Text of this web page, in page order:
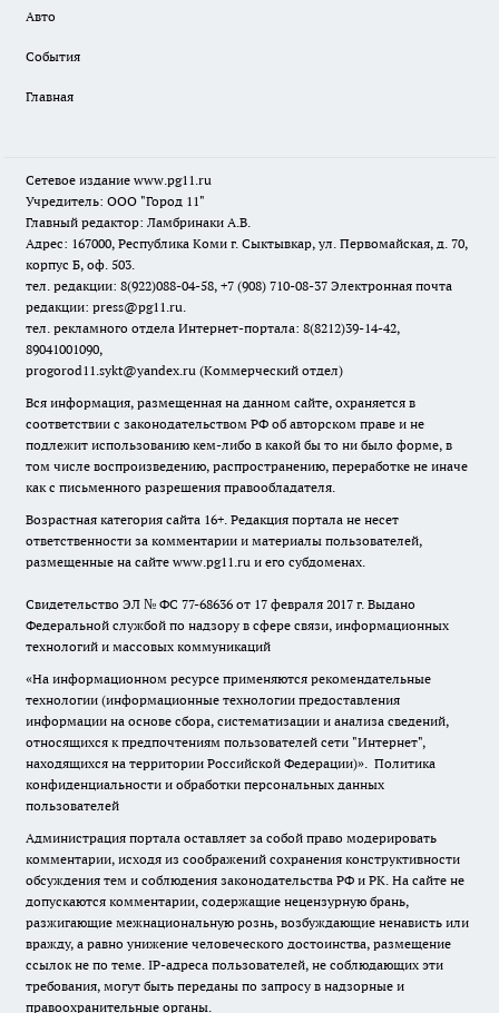
Авто
События
Главная
Сетевое издание www.pg11.ru
Учредитель: ООО "Город 11"
Главный редактор: Ламбринаки А.В.
Адрес: 167000, Республика Коми г. Сыктывкар, ул. Первомайская, д. 70,
корпус Б, оф. 503.
тел. редакции: 8(922)088-04-58, +7 (908) 710-08-37 Электронная почта
редакции: press@pg11.ru.
тел. рекламного отдела Интернет-портала: 8(8212)39-14-42,
89041001090,
progorod11.sykt@yandex.ru (Коммерческий отдел)
Вся информация, размещенная на данном сайте, охраняется в
соответствии с законодательством РФ об авторском праве и не
подлежит использованию кем-либо в какой бы то ни было форме, в
том числе воспроизведению, распространению, переработке не иначе
как с письменного разрешения правообладателя.
Возрастная категория сайта 16+. Редакция портала не несет
ответственности за комментарии и материалы пользователей,
размещенные на сайте www.pg11.ru и его субдоменах.
Свидетельство ЭЛ № ФС 77-68636 от 17 февраля 2017 г. Выдано
Федеральной службой по надзору в сфере связи, информационных
технологий и массовых коммуникаций
«На информационном ресурсе применяются рекомендательные
технологии (информационные технологии предоставления
информации на основе сбора, систематизации и анализа сведений,
относящихся к предпочтениям пользователей сети "Интернет",
находящихся на территории Российской Федерации)». Политика
конфиденциальности и обработки персональных данных
пользователей
Администрация портала оставляет за собой право модерировать
комментарии, исходя из соображений сохранения конструктивности
обсуждения тем и соблюдения законодательства РФ и РК. На сайте не
допускаются комментарии, содержащие нецензурную брань,
разжигающие межнациональную рознь, возбуждающие ненависть или
вражду, а равно унижение человеческого достоинства, размещение
ссылок не по теме. IP-адреса пользователей, не соблюдающих эти
требования, могут быть переданы по запросу в надзорные и
правоохранительные органы.